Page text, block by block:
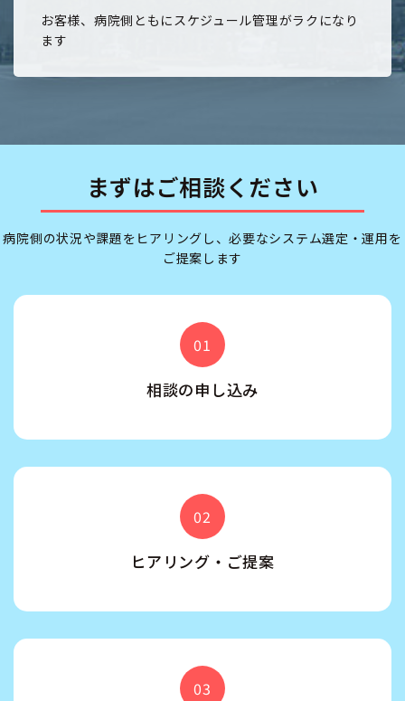
お客様、病院側ともにスケジュール管理がラクになり
ます
まずはご相談ください
病院側の状況や課題をヒアリングし、必要なシステム選定・運用を
ご提案します
01
相談の申し込み
02
ヒアリング・ご提案
03